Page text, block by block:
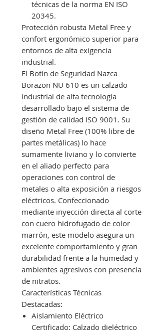
técnicas de la norma EN ISO
20345.
Protección robusta Metal Free y
confort ergonómico superior para
entornos de alta exigencia
industrial.
El Botín de Seguridad Nazca
Borazon NU 610 es un calzado
industrial de alta tecnología
desarrollado bajo el sistema de
gestión de calidad ISO 9001. Su
diseño Metal Free (100% libre de
partes metálicas) lo hace
sumamente liviano y lo convierte
en el aliado perfecto para
operaciones con control de
metales o alta exposición a riesgos
eléctricos. Confeccionado
mediante inyección directa al corte
con cuero hidrofugado de color
marrón, este modelo asegura un
excelente comportamiento y gran
durabilidad frente a la humedad y
ambientes agresivos con presencia
de nitratos.
Características Técnicas
Destacadas:
Aislamiento Eléctrico
Certificado: Calzado dieléctrico